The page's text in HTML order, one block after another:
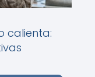
calienta: